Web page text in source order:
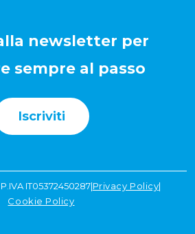
newsletter per
sempre al passo
Iscriviti
P.IVA IT05372450287|Privacy Policy|
Cookie Policy